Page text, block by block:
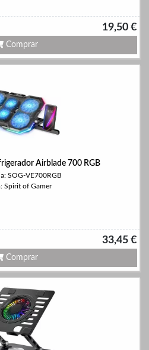
19,50 €
Comprar
Airblade 700 RGB
SOG-VE700RGB
Spirit of Gamer
33,45 €
Comprar